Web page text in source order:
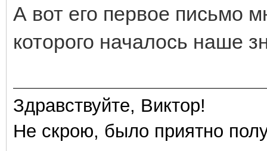
А вот его первое письмо
которого началось наше
Здравствуйте, Виктор!
Не скрою, было приятно